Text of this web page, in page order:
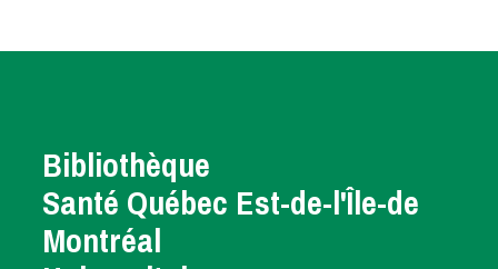
Bibliothèque
Santé Québec Est-de-l'Île-de
Montréal